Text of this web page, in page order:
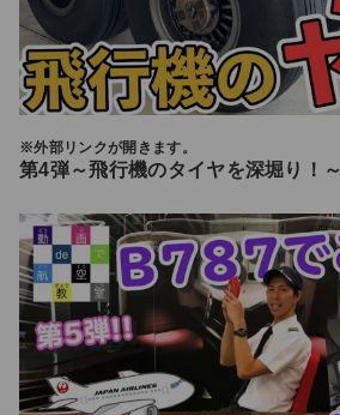
※外部リンクが開きます。
第4弾～飛行機のタイヤを深堀り！～